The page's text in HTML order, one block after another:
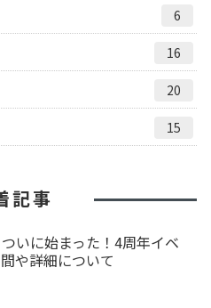
6
16
20
15
記事
ついに始まった！4周年イベ
や詳細について